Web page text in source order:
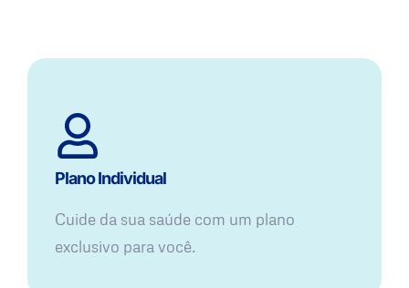
Plano Individual
Cuide da sua saúde com um plano
exclusivo para você.